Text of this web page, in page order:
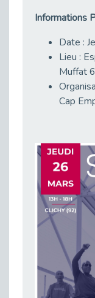
Publié le 30/03/2026
Publié le 30/03/2026
Publié le 30/03/2026
Publié le 24/03/2026
Publié le 23/03/2026
Publié le 23/03/2026
Publié le 16/03/2026
Publié le 16/03/2026
Informations
Date :
Lieu :
Muffat
Cap